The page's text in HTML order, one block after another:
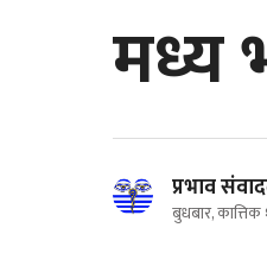
मध्य
प्रभाव
बुधबार,